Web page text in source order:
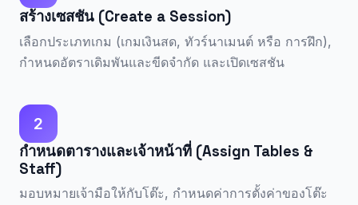
สร้างเซสชัน (Create a Session)
เลือกประเภทเกม (เกมเงินสด, ทัวร์นาเมนต์ หรือ การฝึก),
กำหนดอัตราเดิมพันและขีดจำกัด และเปิดเซสชัน
2
กำหนดตารางและเจ้าหน้าที่ (Assign Tables &
Staff)
มอบหมายเจ้ามือให้กับโต๊ะ, กำหนดค่าการตั้งค่าของโต๊ะ